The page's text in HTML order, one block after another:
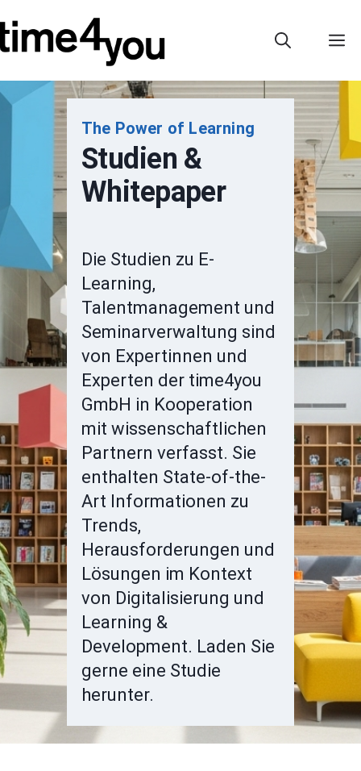
Inhalt
springen
The Power of Learning
Studien &
Whitepaper
Die Studien zu E-
Learning,
Talentmanagement und
Seminarverwaltung sind
von Expertinnen und
Experten der time4you
GmbH in Kooperation
mit wissenschaftlichen
Partnern verfasst. Sie
enthalten State-of-the-
Art Informationen zu
Trends,
Herausforderungen und
Lösungen im Kontext
von Digitalisierung und
Learning &
Development. Laden Sie
gerne eine Studie
herunter.